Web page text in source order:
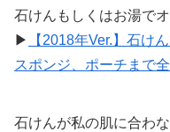
石けんもしくはお湯で
▶︎
【2018年Ver.】石け
スポンジ、ポーチまで
石けんが私の肌に合わ